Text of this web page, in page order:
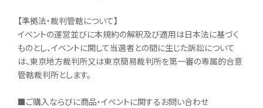
【準拠法・裁判管轄について】
イベントの運営並びに本規約の解釈及び適用は日本法に基づく
ものとし、イベントに関して当選者との間に生じた訴訟について
は、東京地方裁判所又は東京簡易裁判所を第一審の専属的合意
管轄裁判所とします。
■ご購入ならびに商品・イベントに関するお問い合わせ